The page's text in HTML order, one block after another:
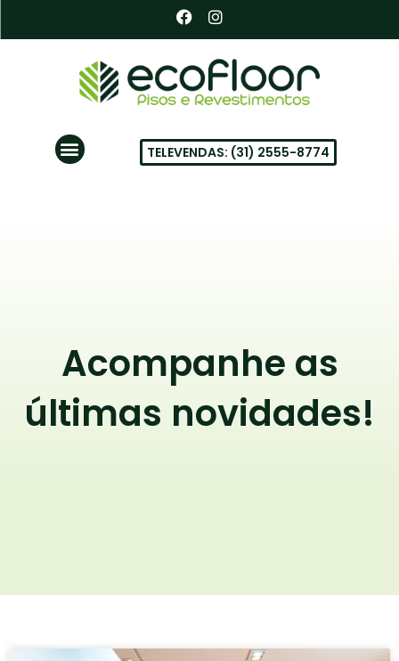
F
a
c
b
o
o
I
n
s
t
a
r
m
Menu
TELEVENDAS: (31) 2555-8774
Acompanhe as
últimas novidades!